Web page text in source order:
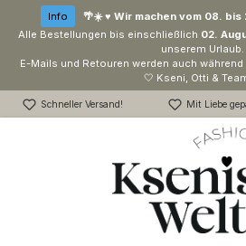
Zum Hauptinhalt springen
Info
🌴☀️ ♥ Wir machen vom 08. bis
Alle Bestellungen bis einschließlich 02.
unserem Urlaub.
E-Mails und Retouren werden auch
🤍 Kseni, Otti &
Schneller Versand! Mit Liebe